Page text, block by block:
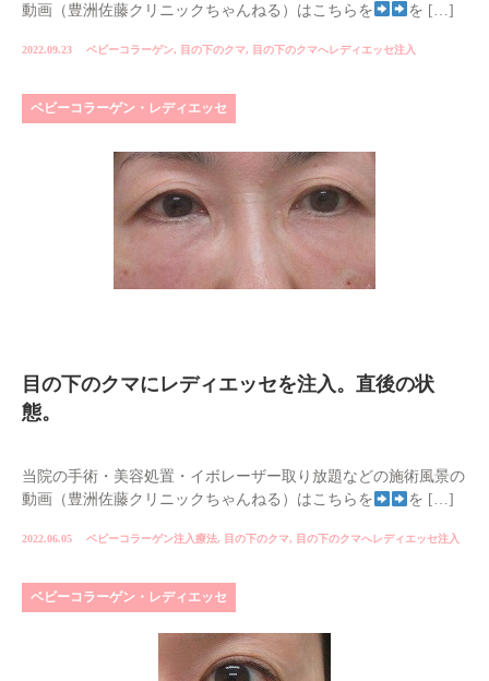
動画（豊洲佐藤クリニックちゃんねる）はこちらを
を […]
2022.09.23 ベビーコラーゲン, 目の下のクマ, 目の下のクマへレディエッセ注入
ベビーコラーゲン・レディエッセ
目の下のクマにレディエッセを注入。直後の状
態。
当院の手術・美容処置・イボレーザー取り放題などの施術風景の
動画（豊洲佐藤クリニックちゃんねる）はこちらを
を […]
2022.06.05 ベビーコラーゲン注入療法, 目の下のクマ, 目の下のクマへレディエッセ注入
ベビーコラーゲン・レディエッセ